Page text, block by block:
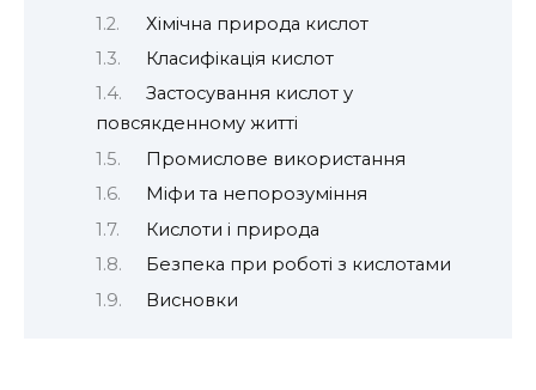
Хімічна природа кислот
Класифікація кислот
Застосування кислот у
повсякденному житті
Промислове використання
Міфи та непорозуміння
Кислоти і природа
Безпека при роботі з кислотами
Висновки